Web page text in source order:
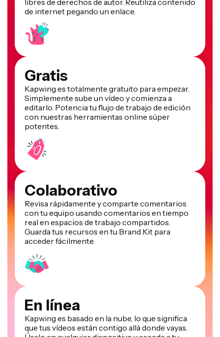
libres de derechos de autor. Reutiliza contenido
de internet pegando un enlace.
Gratis
Kapwing es totalmente gratuito para empezar.
Simplemente sube un vídeo y comienza a
editarlo. Potencia tu flujo de trabajo de edición
con nuestras herramientas online súper
potentes.
Colaborativo
Revisa rápidamente y comparte comentarios
con tu equipo usando comentarios en tiempo
real en espacios de trabajo compartidos.
Guarda tus recursos en tu Brand Kit para
acceder fácilmente.
En línea
Kapwing es basado en la nube, lo que significa
que tus vídeos están contigo allá donde vayas.